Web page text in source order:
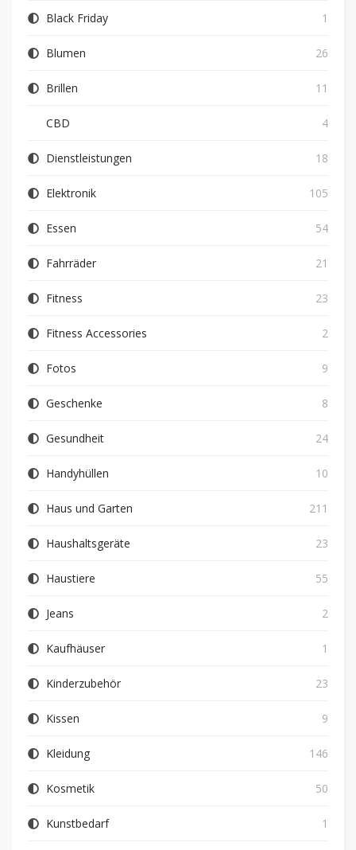
Black Friday 1
Blumen 26
Brillen 11
CBD 4
Dienstleistungen 18
Elektronik 105
Essen 54
Fahrräder 21
Fitness 23
Fitness Accessories 2
Fotos 9
Geschenke 8
Gesundheit 24
Handyhüllen 10
Haus und Garten 211
Haushaltsgeräte 23
Haustiere 55
Jeans 2
Kaufhäuser 1
Kinderzubehör 23
Kissen 9
Kleidung 146
Kosmetik 50
Kunstbedarf 1